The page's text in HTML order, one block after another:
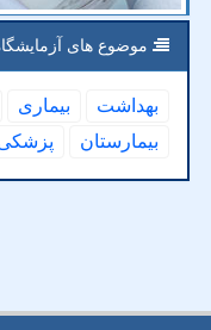
موضوع های
بهداشت بیماری
بیمارستان